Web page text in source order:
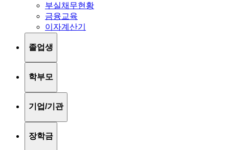
부실채무현황
금융교육
이자계산기
졸업생
학부모
기업/기관
장학금